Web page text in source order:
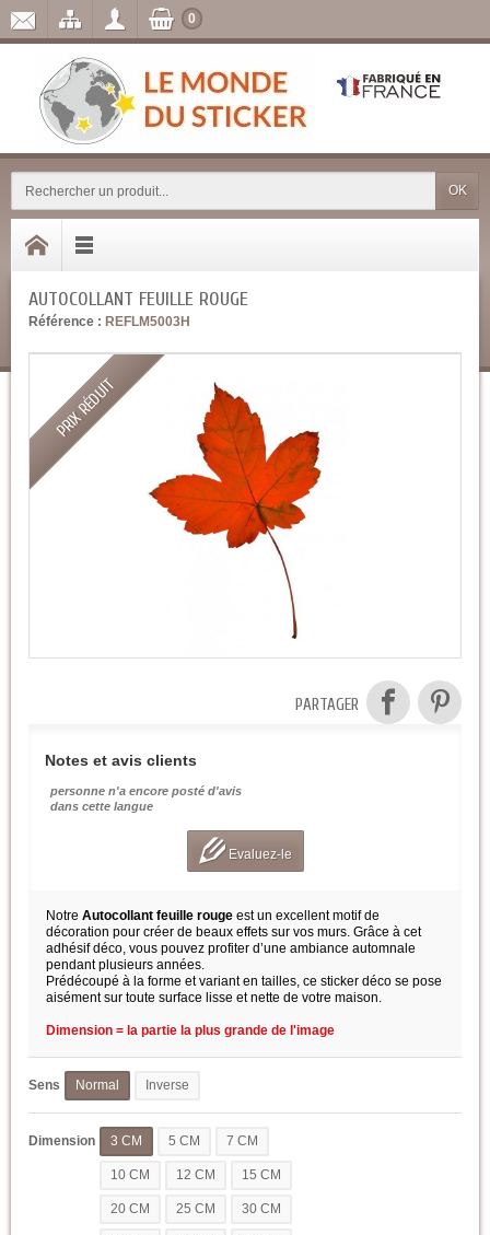
OK
0
AUTOCOLLANT FEUILLE ROUGE
Référence : REFLM5003H
PRIX RÉDUIT
PARTAGER
Notes et avis clients
personne n'a encore posté d'avis
dans cette langue
Evaluez-le
Notre Autocollant feuille rouge est un excellent motif de
décoration pour créer de beaux effets sur vos murs. Grâce à cet
adhésif déco, vous pouvez profiter d’une ambiance automnale
pendant plusieurs années.
Prédécoupé à la forme et variant en tailles, ce sticker déco se pose
aisément sur toute surface lisse et nette de votre maison.
Dimension = la partie la plus grande de l'image
Sens Normal Inverse
Dimension 3 CM 5 CM 7 CM
10 CM 12 CM 15 CM
20 CM 25 CM 30 CM